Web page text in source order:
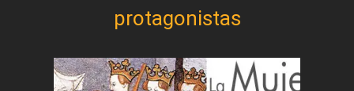
protagonistas